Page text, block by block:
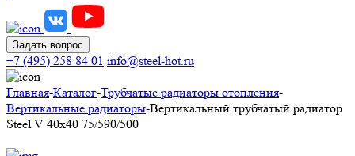
Задать вопрос
+7 (495) 258 84 01 info@steel-hot.ru
Главная-Каталог-Трубчатые радиаторы отопления-
Вертикальные радиаторы-Вертикальный трубчатый радиатор
Steel V 40х40 75/590/500